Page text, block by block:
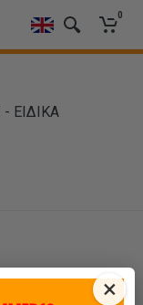
0
- ΕΙΔΙΚΑ
×